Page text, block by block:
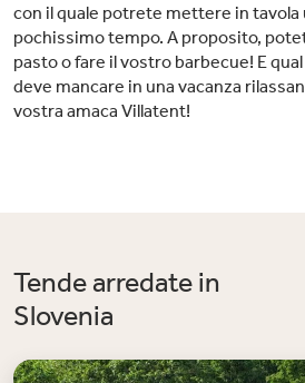
con il quale potrete mettere in tavola
pochissimo tempo. A proposito,
pasto o fare il vostro barbecue! E
deve mancare in una vacanza
vostra amaca Villatent!
Tende arredate in
Slovenia